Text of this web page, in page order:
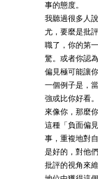
事的態度。
我聽過很多人
尤，要麼是批
職了，你的第
驚。或者你認
偏見極可能讓
一個例子是，
強或比你好看
來像你，那麼
這種「負面偏
事，重複地對
是好的，對他
批評的視角來